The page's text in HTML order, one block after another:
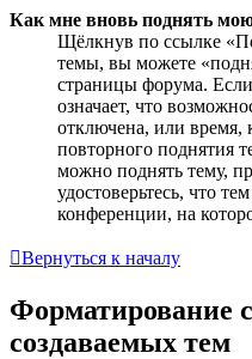
Как мне вновь поднять
Щёлкнув по ссылке
темы, вы можете
страницы форума. Если
означает, что
отключена, или время,
повторного поднятия
можно поднять тему,
удостоверьтесь, что
конференции, на
Вернуться к началу
Форматирование
создаваемых тем